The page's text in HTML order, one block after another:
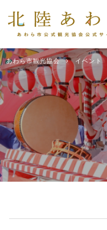
あわら市観光協会 イベント